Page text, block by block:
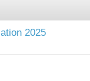
2025